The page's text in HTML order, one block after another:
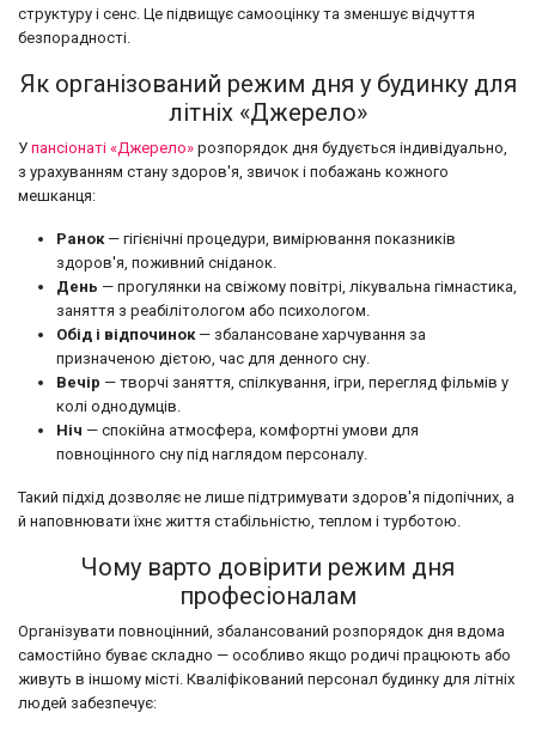
структуру і сенс. Це підвищує самооцінку та зменшує відчуття
безпорадності.
Як організований режим дня у будинку для
літніх «Джерело»
У пансіонаті «Джерело» розпорядок дня будується індивідуально,
з урахуванням стану здоров'я, звичок і побажань кожного
мешканця:
Ранок — гігієнічні процедури, вимірювання показників
здоров'я, поживний сніданок.
День — прогулянки на свіжому повітрі, лікувальна гімнастика,
заняття з реабілітологом або психологом.
Обід і відпочинок — збалансоване харчування за
призначеною дієтою, час для денного сну.
Вечір — творчі заняття, спілкування, ігри, перегляд фільмів у
колі однодумців.
Ніч — спокійна атмосфера, комфортні умови для
повноцінного сну під наглядом персоналу.
Такий підхід дозволяє не лише підтримувати здоров'я підопічних, а
й наповнювати їхнє життя стабільністю, теплом і турботою.
Чому варто довірити режим дня
професіоналам
Організувати повноцінний, збалансований розпорядок дня вдома
самостійно буває складно — особливо якщо родичі працюють або
живуть в іншому місті. Кваліфікований персонал будинку для літніх
людей забезпечує: